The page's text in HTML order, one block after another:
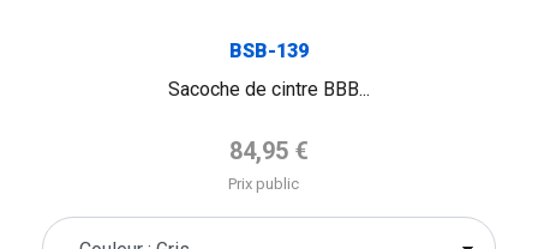
BSB-139
Sacoche de cintre BBB...
Prix de base
84,95 €
Prix public